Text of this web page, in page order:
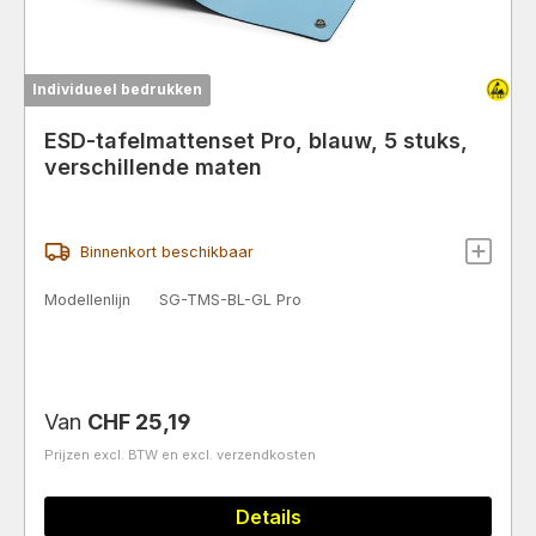
Individueel bedrukken
ESD-tafelmattenset Pro, blauw, 5 stuks,
verschillende maten
Binnenkort beschikbaar
Modellenlijn SG-TMS-BL-GL Pro
Normale prijs:
Van CHF 25,19
Prijzen excl. BTW en excl. verzendkosten
Details